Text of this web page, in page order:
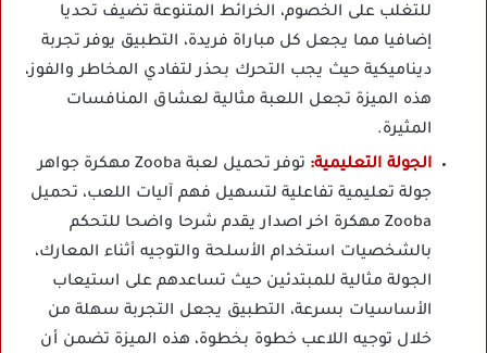
للتغلب على الخصوم، الخرائط المتنوعة تضيف تحديا
إضافيا مما يجعل كل مباراة فريدة، التطبيق يوفر تجربة
ديناميكية حيث يجب التحرك بحذر لتفادي المخاطر والفوز،
هذه الميزة تجعل اللعبة مثالية لعشاق المنافسات
المثيرة.
الجولة التعليمية:
توفر تحميل لعبة Zooba مهكرة جواهر
جولة تعليمية تفاعلية لتسهيل فهم آليات اللعب، تحميل
Zooba مهكرة اخر اصدار يقدم شرحا واضحا للتحكم
بالشخصيات استخدام الأسلحة والتوجيه أثناء المعارك،
الجولة مثالية للمبتدئين حيث تساعدهم على استيعاب
الأساسيات بسرعة، التطبيق يجعل التجربة سهلة من
خلال توجيه اللاعب خطوة بخطوة، هذه الميزة تضمن أن